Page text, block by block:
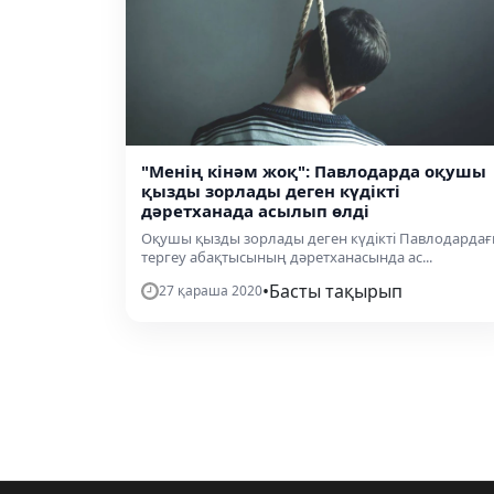
"Менің кінәм жоқ": Павлодарда оқушы
қызды зорлады деген күдікті
дәретханада асылып өлді
Оқушы қызды зорлады деген күдікті
тергеу абақтысының дәретханасында ас...
27 қараша 2020•Басты тақырып